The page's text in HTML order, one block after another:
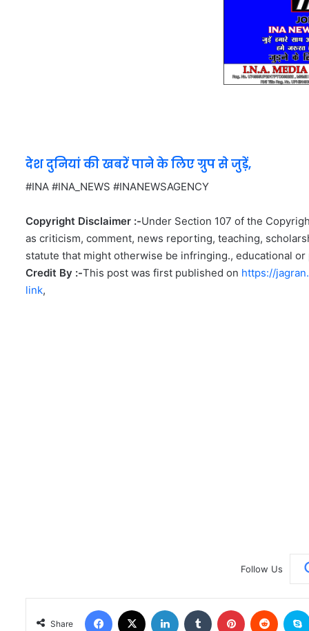
देश दुनियां की खबरें पाने के लिए ग्रुप से जुड़ें,
#INA #INA_NEWS #INANEWSAGENCY
Copyright Disclaimer :-Under Section 107 of the
as criticism, comment, news reporting, teaching,
statute that might otherwise be infringing., educational
Credit By :-This post was first published on https://
link,
Follow Us
Share